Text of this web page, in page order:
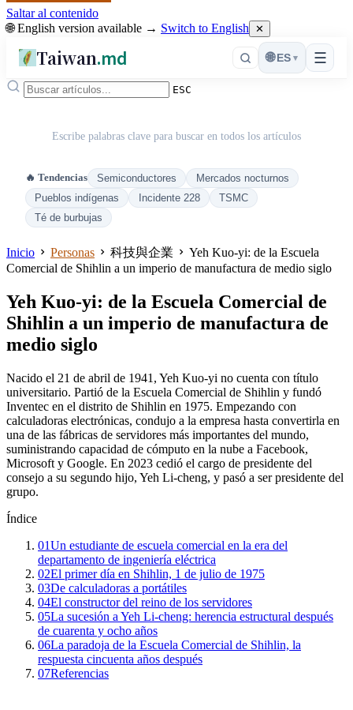
Saltar al contenido
🌐 English version available → Switch to English ✕
Taiwan.md ☰
🌐 ES ▾
ESC
Escribe palabras clave para buscar en todos los artículos
🔥 Tendencias Semiconductores
Mercados nocturnos
Pueblos indígenas
Incidente 228
TSMC
Té de burbujas
Inicio Personas 科技與企業
Yeh Kuo-yi: de la Escuela
Comercial de Shihlin a un imperio de manufactura de medio siglo
Yeh Kuo-yi: de la Escuela Comercial de
Shihlin a un imperio de manufactura de
medio siglo
Nacido el 21 de abril de 1941, Yeh Kuo-yi no cuenta con título
universitario. Partió de la Escuela Comercial de Shihlin y fundó
Inventec en el distrito de Shihlin en 1975. Empezando con
calculadoras electrónicas, condujo a la empresa hasta convertirla en
una de las fábricas de servidores más importantes del mundo,
suministrando capacidad de cómputo en la nube a Facebook,
Microsoft y Google. En 2023 cedió el cargo de presidente del
consejo a su segundo hijo, Yeh Li-cheng, y pasó a ser presidente del
grupo.
Índice
01Un estudiante de escuela comercial en la era del
departamento de ingeniería eléctrica
02El primer día en Shihlin, 1 de julio de 1975
03De calculadoras a portátiles
04El constructor del reino de los servidores
05La sucesión a Yeh Li-cheng: herencia estructural después
de cuarenta y ocho años
06La paradoja de la Escuela Comercial de Shihlin, la
respuesta cincuenta años después
07Referencias